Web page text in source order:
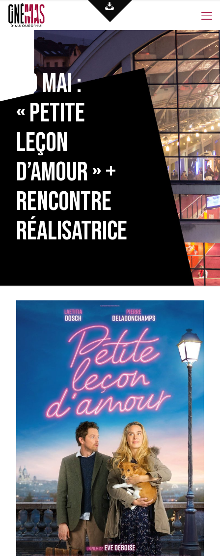
19 mai :
« Petite
leçon
d’amour » +
rencontre
réalisatrice